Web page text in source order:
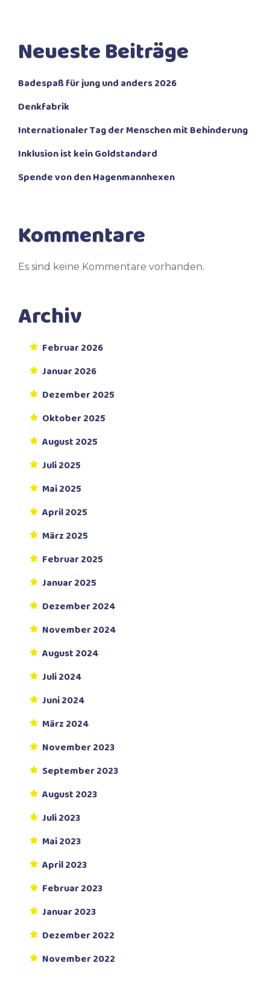
Neueste Beiträge
Badespaß für jung und anders 2026
Denkfabrik
Internationaler Tag der Menschen mit Behinderung
Inklusion ist kein Goldstandard
Spende von den Hagenmannhexen
Kommentare
Es sind keine Kommentare vorhanden.
Archiv
Februar 2026
Januar 2026
Dezember 2025
Oktober 2025
August 2025
Juli 2025
Mai 2025
April 2025
März 2025
Februar 2025
Januar 2025
Dezember 2024
November 2024
August 2024
Juli 2024
Juni 2024
März 2024
November 2023
September 2023
August 2023
Juli 2023
Mai 2023
April 2023
Februar 2023
Januar 2023
Dezember 2022
November 2022